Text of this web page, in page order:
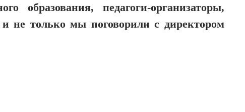
образова­ния, педагоги-организаторы,
не только мы поговорили с директором